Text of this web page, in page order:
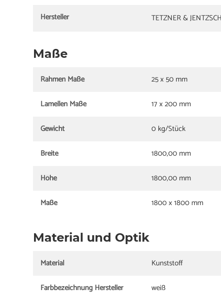
Hersteller TETZNER & JENTZSCH
Maße
Rahmen Maße
25 x 50 mm
Lamellen Maße
17 x 200 mm
Gewicht
0 kg/Stück
Breite
1800,00 mm
Höhe
1800,00 mm
Maße
1800 x 1800 mm
Material und Optik
Material
Kunststoff
Farbbezeichnung Hersteller
weiß